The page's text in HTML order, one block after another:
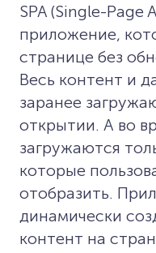
SPA (Single-
приложение,
странице без
Весь контент и
заранее
открытии. А во
загружаются
которые
отобразить.
динамически
контент на